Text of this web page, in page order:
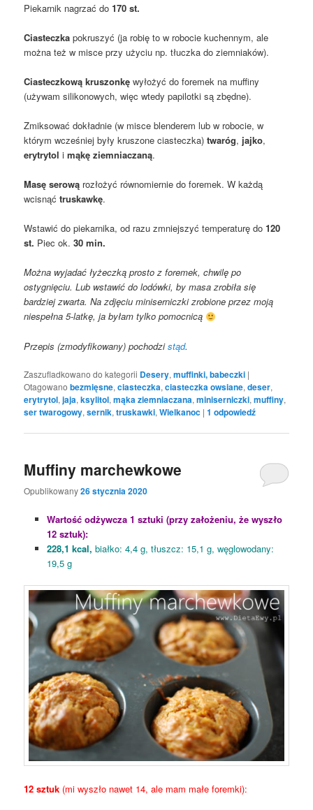
Piekarnik nagrzać do170 st.
Ciasteczka pokruszyć (ja robię to w robocie kuchennym, ale
można też w misce przy użyciu np. tłuczka do ziemniaków).
Ciasteczkową kruszonkę wyłożyć do foremek na muffiny
(używam silikonowych, więc wtedy papilotki są zbędne).
Zmiksować dokładnie (w misce blenderem lub w robocie, w
którym wcześniej były kruszone ciasteczka)twaróg, jajko,
erytrytol imąkę ziemniaczaną.
Masę serową rozłożyć równomiernie do foremek. W każdą
wcisnąćtruskawkę.
Wstawić do piekarnika, od razu zmniejszyć temperaturę do120
st. Piec ok.30 min.
Można wyjadać łyżeczką prosto z foremek, chwilę po
ostygnięciu. Lub wstawić do lodówki, by masa zrobiła się
bardziej zwarta. Na zdjęciu miniserniczki zrobione przez moją
niespełna 5-latkę, ja byłam tylko pomocnicą
Przepis (zmodyfikowany) pochodzistąd.
Zaszufladkowano do kategorii Desery,muffinki, babeczki |
Otagowano bezmięsne,ciasteczka,ciasteczka owsiane,deser,
erytrytol,jaja,ksylitol,mąka ziemniaczana,miniserniczki,muffiny,
ser twarogowy,sernik,truskawki,Wielkanoc |1 odpowiedź
Muffiny marchewkowe
Opublikowany26 stycznia 2020
Wartość odżywcza 1 sztuki (przy założeniu, że wyszło
12 sztuk):
228,1 kcal, białko: 4,4 g, tłuszcz: 15,1 g, węglowodany:
19,5 g
12 sztuk (mi wyszło nawet 14, ale mam małe foremki):